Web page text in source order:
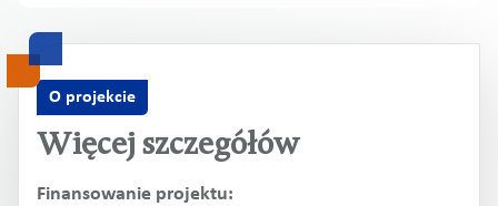
O projekcie
Więcej szczegółów
Finansowanie projektu: